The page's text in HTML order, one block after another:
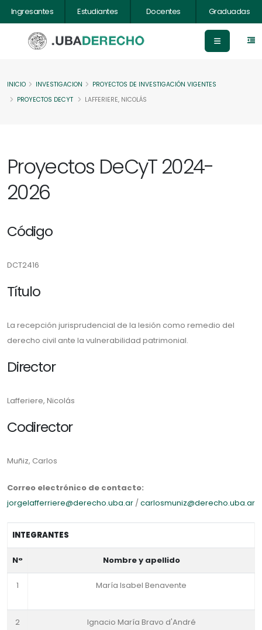
Ingresantes Estudiantes Docentes Graduadas
INICIO INVESTIGACION
PROYECTOS DE INVESTIGACIÓN VIGENTES
PROYECTOS DECYT
LAFFERIERE, NICOLÁS
Proyectos DeCyT 2024-
2026
Código
DCT2416
Título
La recepción jurisprudencial de la lesión como remedio del
derecho civil ante la vulnerabilidad patrimonial.
Director
Lafferiere, Nicolás
Codirector
Muñiz, Carlos
Correo electrónico de contacto:
jorgelafferriere@derecho.uba.ar /carlosmuniz@derecho.uba.ar
INTEGRANTES
N° Nombre y apellido
1 María Isabel Benavente
2 Ignacio María Bravo d'André